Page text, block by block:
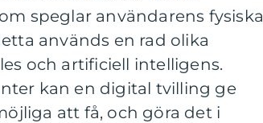
speglar användarens fysiska
används en rad olika
och artificiell intelligens.
kan en digital tvilling ge
att få, och göra det i